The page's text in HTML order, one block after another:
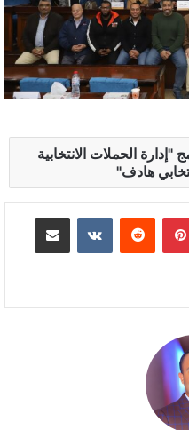
الحملات الانتخابية
هادف"
بينتيريست مشاركة عبر البريد